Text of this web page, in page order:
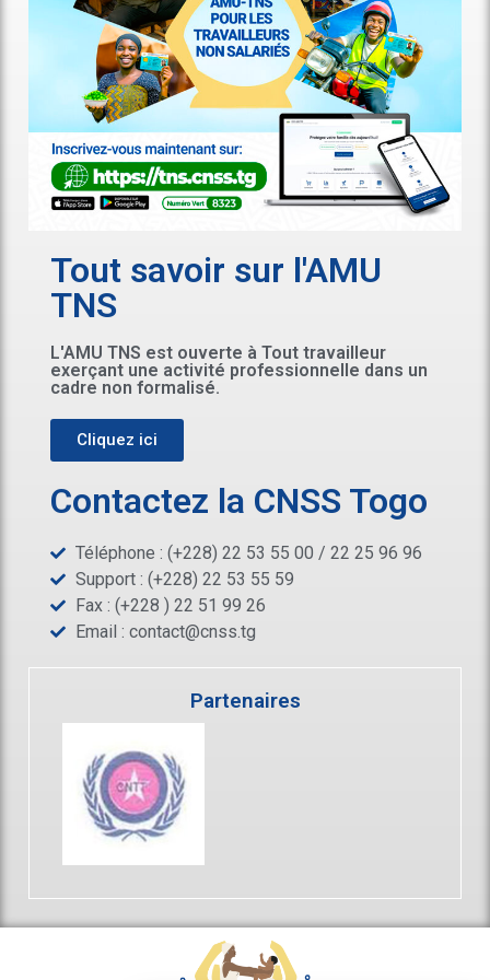
Tout savoir sur l'AMU
TNS
L'AMU TNS est ouverte à Tout travailleur
exerçant une activité professionnelle dans un
cadre non formalisé.
Cliquez ici
Contactez la CNSS Togo
Téléphone : (+228) 22 53 55 00 / 22 25 96 96
Support : (+228) 22 53 55 59
Fax : (+228 ) 22 51 99 26
Email : contact@cnss.tg
Partenaires